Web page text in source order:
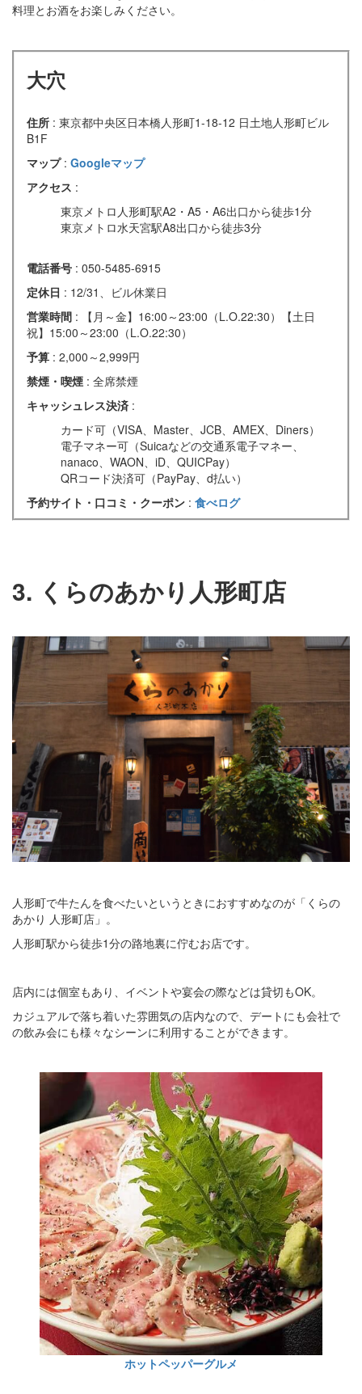
料理とお酒をお楽しみください。
大穴
住所 : 東京都中央区日本橋人形町1-18-12 日土地人形町ビル
B1F
マップ : Googleマップ
アクセス :
東京メトロ人形町駅A2・A5・A6出口から徒歩1分
東京メトロ水天宮駅A8出口から徒歩3分
電話番号 : 050-5485-6915
定休日 : 12/31、ビル休業日
営業時間 : 【月～金】16:00～23:00（L.O.22:30）【土日
祝】15:00～23:00（L.O.22:30）
予算 : 2,000～2,999円
禁煙・喫煙 : 全席禁煙
キャッシュレス決済 :
カード可（VISA、Master、JCB、AMEX、Diners）
電子マネー可（Suicaなどの交通系電子マネー、
nanaco、WAON、iD、QUICPay）
QRコード決済可（PayPay、d払い）
予約サイト・口コミ・クーポン : 食べログ
3. くらのあかり人形町店
人形町で牛たんを食べたいというときにおすすめなのが「くらの
あかり 人形町店」。
人形町駅から徒歩1分の路地裏に佇むお店です。
店内には個室もあり、イベントや宴会の際などは貸切もOK。
カジュアルで落ち着いた雰囲気の店内なので、デートにも会社で
の飲み会にも様々なシーンに利用することができます。
ホットペッパーグルメ